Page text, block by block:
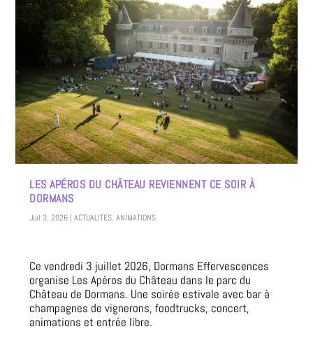
LES APÉROS DU CHÂTEAU REVIENNENT CE SOIR À
DORMANS
Juil 3, 2026 |ACTUALITES,ANIMATIONS
Ce vendredi 3 juillet 2026, Dormans Effervescences
organise Les Apéros du Château dans le parc du
Château de Dormans. Une soirée estivale avec bar à
champagnes de vignerons, foodtrucks, concert,
animations et entrée libre.